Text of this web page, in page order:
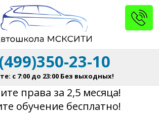
23-10
с 7:00 до 23:00 Без выходных!
права за 2,5 месяца!
обучение бесплатно!